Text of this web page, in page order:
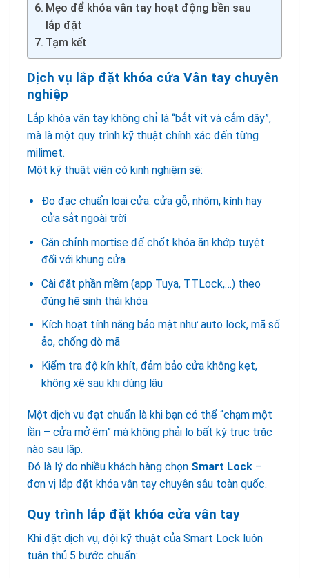
Mẹo để khóa vân tay hoạt động bền sau
lắp đặt
Tạm kết
Dịch vụ lắp đặt khóa cửa Vân tay chuyên
nghiệp
Lắp khóa vân tay không chỉ là “bắt vít và cắm dây”,
mà là một quy trình kỹ thuật chính xác đến từng
milimet.
Một kỹ thuật viên có kinh nghiệm sẽ:
Đo đạc chuẩn loại cửa: cửa gỗ, nhôm, kính hay
cửa sắt ngoài trời
Căn chỉnh mortise để chốt khóa ăn khớp tuyệt
đối với khung cửa
Cài đặt phần mềm (app Tuya, TTLock,…) theo
đúng hệ sinh thái khóa
Kích hoạt tính năng bảo mật như auto lock, mã số
ảo, chống dò mã
Kiểm tra độ kín khít, đảm bảo cửa không kẹt,
không xệ sau khi dùng lâu
Một dịch vụ đạt chuẩn là khi bạn có thể “chạm một
lần – cửa mở êm” mà không phải lo bất kỳ trục trặc
nào sau lắp.
Đó là lý do nhiều khách hàng chọn Smart Lock –
đơn vị lắp đặt khóa vân tay chuyên sâu toàn quốc.
Quy trình lắp đặt khóa cửa vân tay
Khi đặt dịch vụ, đội kỹ thuật của Smart Lock luôn
tuân thủ 5 bước chuẩn: